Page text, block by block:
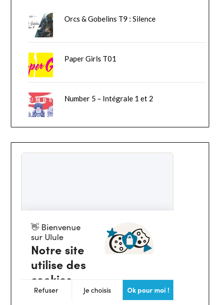
Orcs & Gobelins T9 : Silence
Paper Girls T01
Number 5 – Intégrale 1 et 2